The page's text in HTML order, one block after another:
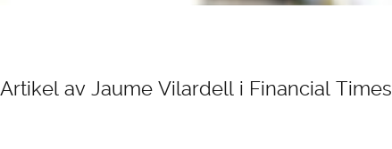
Artikel av Jaume Vilardell i Financial Times
TILL SALU